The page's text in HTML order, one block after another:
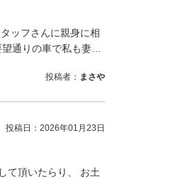
ッフさんに親身に相
通りの車で私も妻…
投稿者： まさや
投稿日： 2026年01月23日
て頂いたらり、 お土